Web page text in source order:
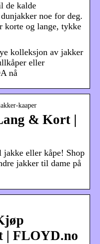
de kalde
noe for deg.
korte og lange, tykke
kolleksjon av jakker
eller
nå
kaaper
& Kort |
eller kåpe! Shop
jakker til dame på
| FLOYD.no